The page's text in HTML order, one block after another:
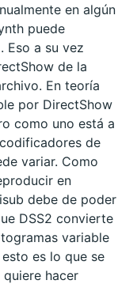
en algún
puede
Eso a su vez
de la
En teoría
por DirectShow
como uno está a
de
variar. Como
en
debe de poder
DSS2 convierte
variable
es lo que se
hacer